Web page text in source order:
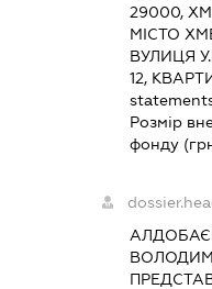
29000,
МІСТО
ВУЛИЦЯ
12,
Розмір
фонду